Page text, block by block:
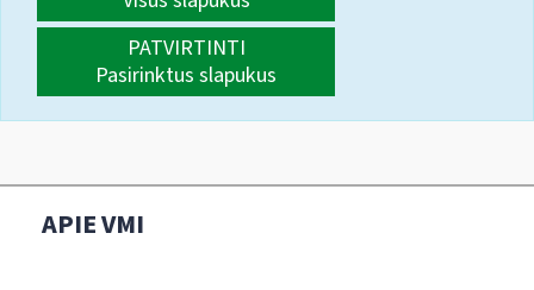
PATVIRTINTI
Pasirinktus slapukus
APIE VMI